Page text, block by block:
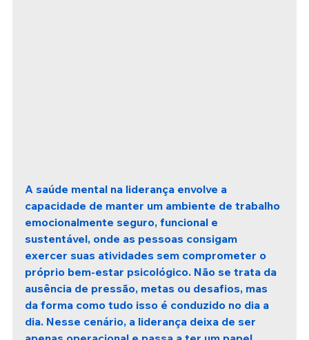
A saúde mental na liderança envolve a
capacidade de manter um ambiente de trabalho
emocionalmente seguro, funcional e
sustentável, onde as pessoas consigam
exercer suas atividades sem comprometer o
próprio bem-estar psicológico. Não se trata da
ausência de pressão, metas ou desafios, mas
da forma como tudo isso é conduzido no dia a
dia. Nesse cenário, a liderança deixa de ser